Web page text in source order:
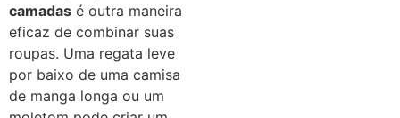
camadas é outra maneira
eficaz de combinar suas
roupas. Uma regata leve
por baixo de uma camisa
de manga longa ou um